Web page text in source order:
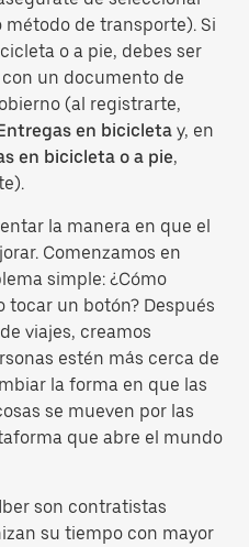
método de transporte). Si
o a pie, debes ser
un documento de
(al registrarte,
en bicicleta y, en
en bicicleta o a pie,
la manera en que el
Comenzamos en
simple: ¿Cómo
tocar un botón? Después
viajes, creamos
estén más cerca de
la forma en que las
se mueven por las
que abre el mundo
son contratistas
su tiempo con mayor